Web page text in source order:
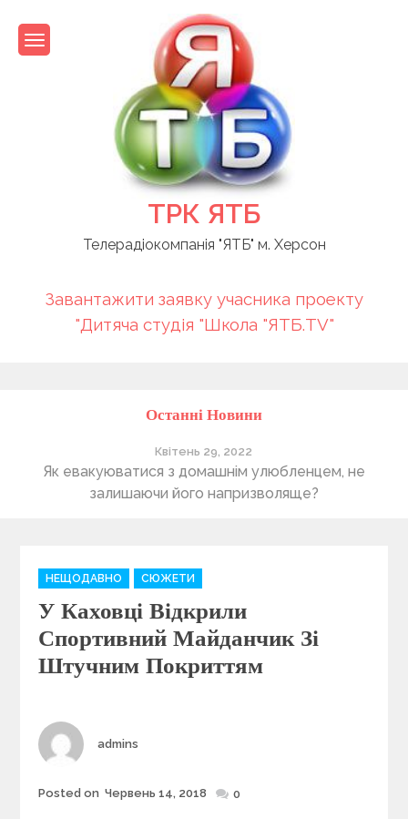
content
ТРК ЯТБ
Телерадіокомпанія "ЯТБ" м. Херсон
Завантажити заявку учасника проекту
"Дитяча студія "Школа "ЯТБ.TV"
Останні Новини
Квітень 29, 2022
Як евакуюватися з домашнім улюбленцем, не
залишаючи його напризволяще?
C
a
t
e
g
o
e
s
НЕЩОДАВНО СЮЖЕТИ
У Каховці Відкрили
Спортивний Майданчик Зі
Штучним Покриттям
Author
admins
Posted
Posted on Червень 14, 2018 0